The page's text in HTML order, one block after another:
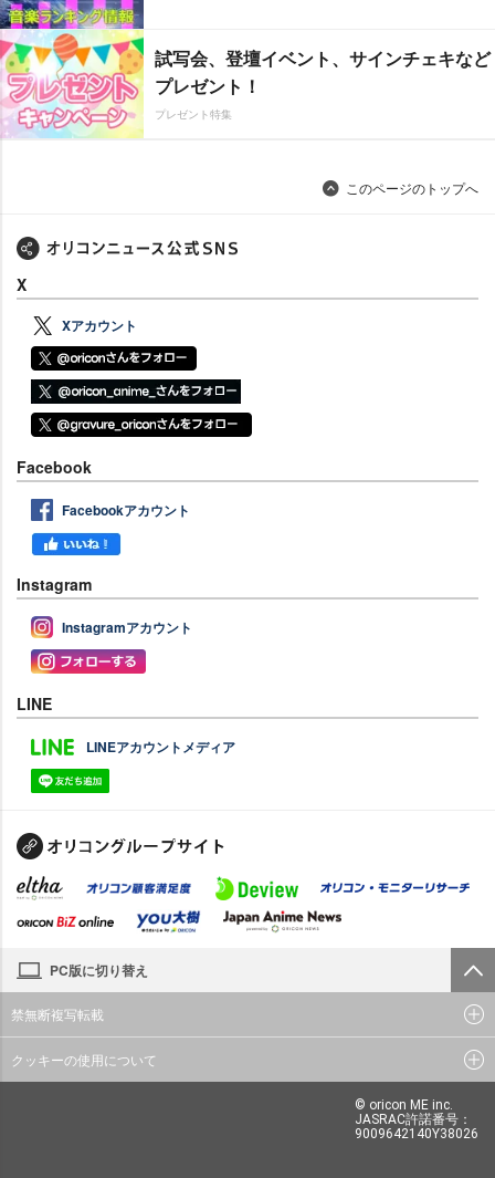
試写会、登壇イベント、サインチェキなど
プレゼント！
プレゼント特集
このページのトップへ
X
Xアカウント
Facebook
Facebookアカウント
Instagram
Instagramアカウント
LINE
LINEアカウントメディア
PC版に切り替え
禁無断複写転載
クッキーの使用について
© oricon ME inc.
JASRAC許諾番号：
9009642140Y38026